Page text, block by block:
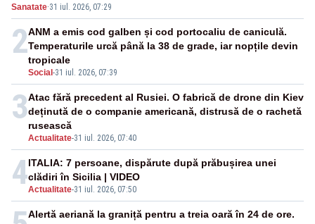
Sanatate·31 iul. 2026, 07:29
2
Social -31 iul. 2026, 07:39
ANM a emis cod galben și cod portocaliu de caniculă.
Temperaturile urcă până la 38 de grade, iar nopțile devin
tropicale
3
Actualitate-31 iul. 2026, 07:40
Atac fără precedent al Rusiei. O fabrică de drone din Kiev
deținută de o companie americană, distrusă de o rachetă
rusească
4Actualitate-31 iul. 2026, 07:50
ITALIA: 7 persoane, dispărute după prăbușirea unei
clădiri în Sicilia | VIDEO
Alertă aeriană la graniță pentru a treia oară în 24 de ore.